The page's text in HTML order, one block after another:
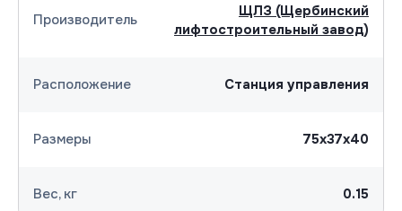
Производитель
ЩЛЗ (Щербинский
лифтостроительный завод)
Расположение Станция управления
Размеры 75х37х40
Вес, кг 0.15